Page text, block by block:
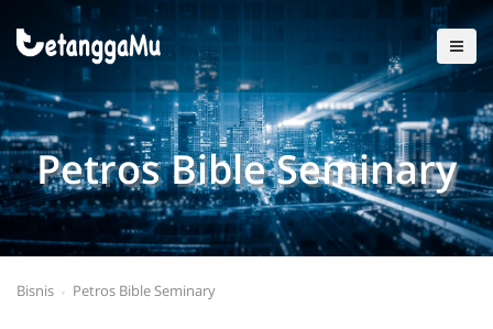
Petros Bible Seminary
Bisnis Petros Bible Seminary